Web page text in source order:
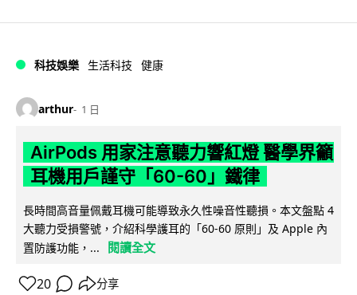
科技娛樂 生活科技 健康
arthur 1 日
AirPods 用家注意聽力響紅燈 醫學界籲
耳機用戶謹守「60-60」鐵律
長時間高音量佩戴耳機可能導致永久性噪音性聽損。本文盤點 4
大聽力受損警號，介紹科學護耳的「60-60 原則」及 Apple 內
置防護功能，...
閱讀全文
20 分享